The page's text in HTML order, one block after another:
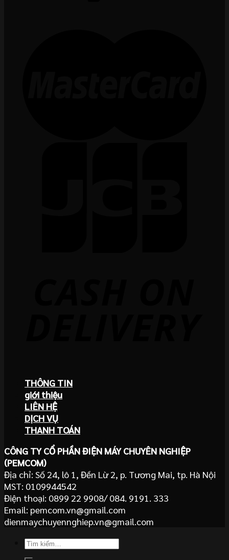
THÔNG TIN
giới thiệu
LIÊN HỆ
DỊCH VỤ
THANH TOÁN
CÔNG TY CỔ PHẦN ĐIỆN MÁY CHUYÊN NGHIỆP
(PEMCOM)
Địa chỉ: Số 24, lô 1, Đền Lừ 2, p. Tương Mai, tp. Hà Nội
MST: 0109944542
Điện thoại: 0899 22 9908/ 084. 9191. 333
Email: pemcom.vn@gmail.com
dienmaychuyennghiep.vn@gmail.com
Tìm